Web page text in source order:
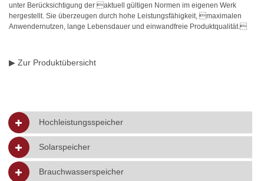
unter Berücksichtigung der aktuell gültigen Normen im eigenen Werk
hergestellt. Sie überzeugen durch hohe Leistungsfähigkeit, maximalen
Anwendernutzen, lange Lebensdauer und einwandfreie Produktqualität.
▶ Zur Produktübersicht
Hochleistungsspeicher
Solarspeicher
Brauchwasserspeicher